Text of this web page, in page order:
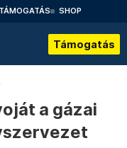
TÁMOGATÁS SHOP
Támogatás
a gázai